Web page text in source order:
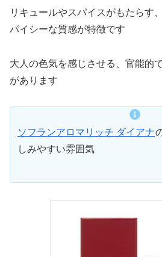
リキュールやスパイスがもたらす
パイシーな質感が特徴です
大人の色気を感じさせる、官能的
があります
ソフランアロマリッチ ダイアナ
しみやすい雰囲気